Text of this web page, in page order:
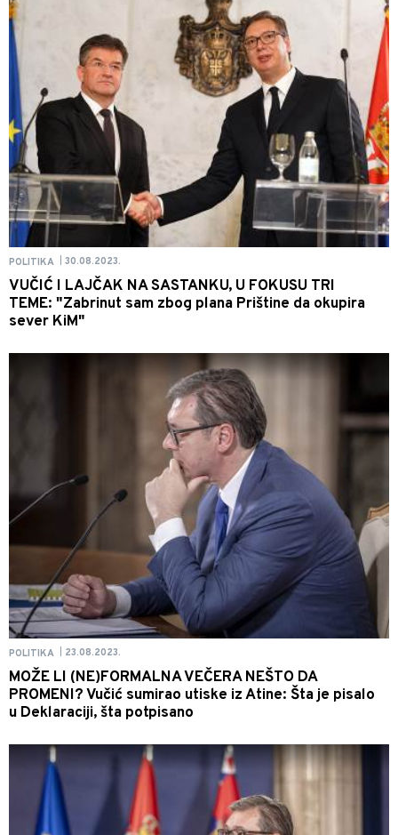
POLITIKA 30.08.2023.
VUČIĆ I LAJČAK NA SASTANKU, U FOKUSU TRI
TEME: "Zabrinut sam zbog plana Prištine da okupira
sever KiM"
POLITIKA 23.08.2023.
MOŽE LI (NE)FORMALNA VEČERA NEŠTO DA
PROMENI? Vučić sumirao utiske iz Atine: Šta je pisalo
u Deklaraciji, šta potpisano